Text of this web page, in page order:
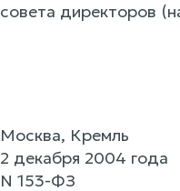
совета директоров
Москва, Кремль
2 декабря 2004 года
N 153-ФЗ